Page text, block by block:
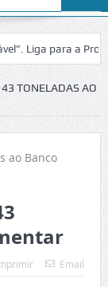
para a Proteção
Castelo de
TONELADAS AO
Email